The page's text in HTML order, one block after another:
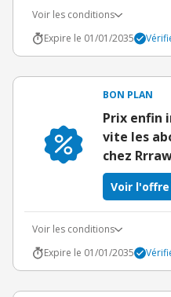
Voir les conditions
Expire le 01/01/2035
BON PLAN
Prix enfin
vite les
chez
Voir l'offre
Voir les conditions
Expire le 01/01/2035